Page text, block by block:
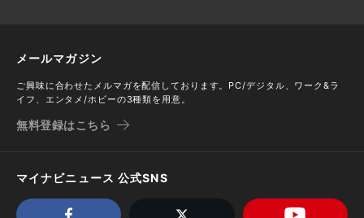
メールマガジン
ご興味に合わせたメルマガを配信しております。PC/デジタル、ワーク&ラ
イフ、エンタメ/ホビーの3種類を用意。
無料登録はこちら
マイナビニュース 公式SNS